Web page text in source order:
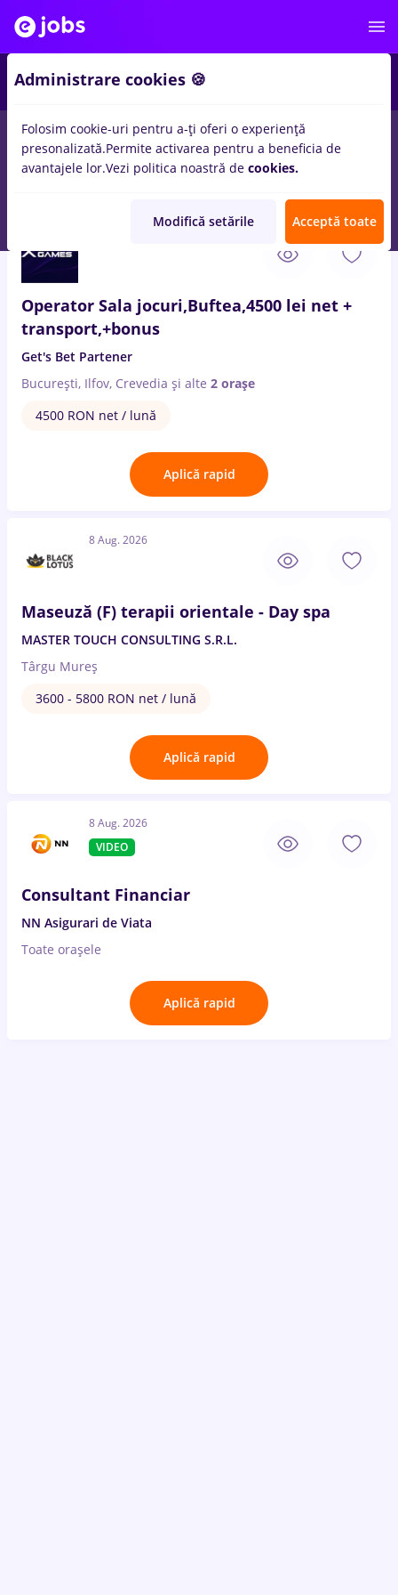
Salarii Remote (de acasă) București Cluj-
Operator Sala jocuri,Buftea,4500 lei net +
transport,+bonus
Get's Bet Partener
București, Ilfov, Crevedia și alte 2 orașe
4500 RON net / lună
Aplică rapid
8 Aug. 2026
Maseuză (F) terapii orientale - Day spa
MASTER TOUCH CONSULTING S.R.L.
Târgu Mureș
3600 - 5800 RON net / lună
Aplică rapid
8 Aug. 2026
VIDEO
Consultant Financiar
NN Asigurari de Viata
Toate oraşele
Aplică rapid
Administrare cookies 🍪
Folosim cookie-uri pentru a-ți oferi o experiență
presonalizată.Permite activarea pentru a beneficia de
avantajele lor.Vezi politica noastră de cookies.
Modifică setările Acceptă toate